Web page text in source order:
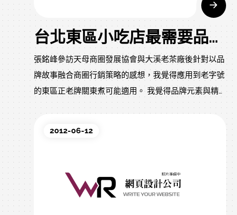
台北東區小吃店最需要品牌行銷
張銘峰參訪天母商圈發展協會與大溪老茶廠後針對以品
牌故事融合商圈行銷策略的感想，我覺得應用到老字號
的東區正老牌關東煮可能適用。 我覺得品牌元素與精
神要融入故事情節中，這個案子中歷史與文化是我為品
牌化是東區正老牌關東煮目前需要執行的工作，品牌需
要故事化，我希望老闆能找出上一代的老照片，如同企
2012-06-12